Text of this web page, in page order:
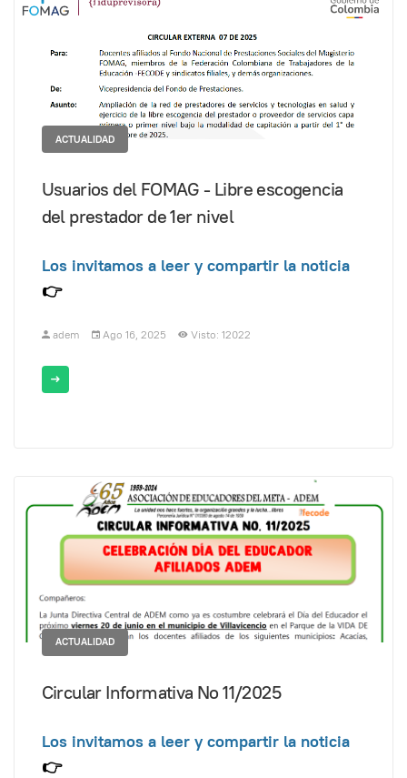
ACTUALIDAD
Usuarios del FOMAG - Libre escogencia
del prestador de 1er nivel
Los invitamos a leer y compartir la noticia
👉
adem Ago 16, 2025 Visto: 12022
ACTUALIDAD
Circular Informativa No 11/2025
Los invitamos a leer y compartir la noticia
👉